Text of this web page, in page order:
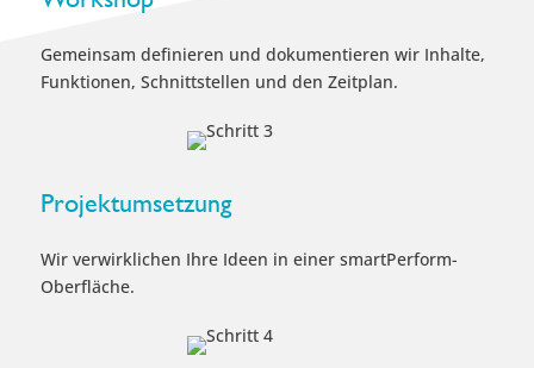
Gemeinsam definieren und dokumentieren wir Inhalte,
Funktionen, Schnittstellen und den Zeitplan.
Projektumsetzung
Wir verwirklichen Ihre Ideen in einer smartPerform-
Oberfläche.